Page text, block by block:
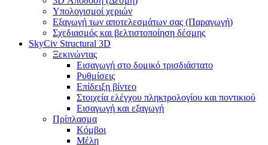
Υπολογισμοί χεριών
Εξαγωγή των αποτελεσμάτων σας (Παραγωγή)
Σχεδιασμός και βελτιστοποίηση δέσμης
SkyCiv Structural 3D
Ξεκινώντας
Εισαγωγή στο δομικό τρισδιάστατο
Ρυθμίσεις
Επίδειξη βίντεο
Στοιχεία ελέγχου πληκτρολογίου και ποντικιού
Εισαγωγή και εξαγωγή
Πρίπλασμα
Κόμβοι
Μέλη